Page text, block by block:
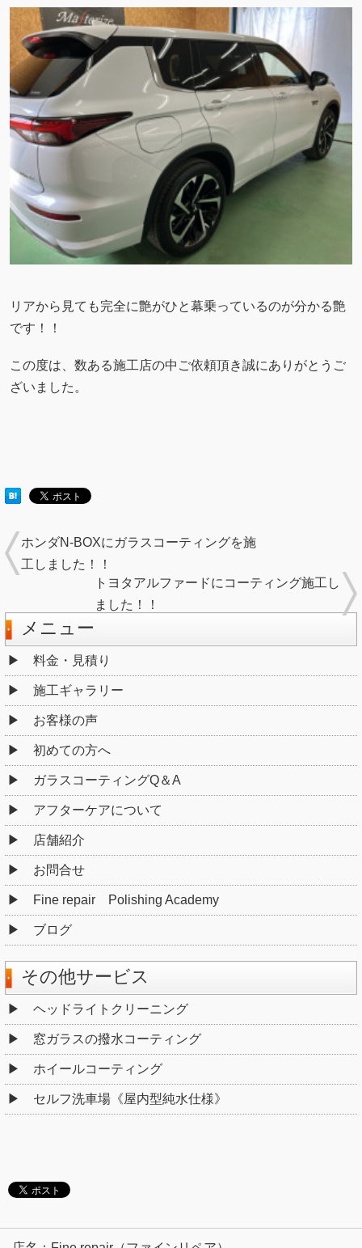
リアから見ても完全に艶がひと幕乗っているのが分かる艶
です！！
この度は、数ある施工店の中ご依頼頂き誠にありがとうご
ざいました。
ホンダN-BOXにガラスコーティングを施
工しました！！
トヨタアルファードにコーティング施工し
ました！！
メニュー
料金・見積り
施工ギャラリー
お客様の声
初めての方へ
ガラスコーティングQ＆A
アフターケアについて
店舗紹介
お問合せ
Fine repair Polishing Academy
ブログ
その他サービス
ヘッドライトクリーニング
窓ガラスの撥水コーティング
ホイールコーティング
セルフ洗車場《屋内型純水仕様》